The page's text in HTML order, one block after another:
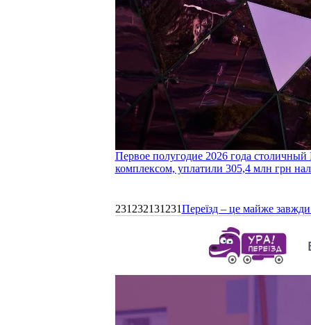
Первое полугодие 2026 года
комплексом, уплатили 305,4 млн грн
231232131231Переїзд – це майже